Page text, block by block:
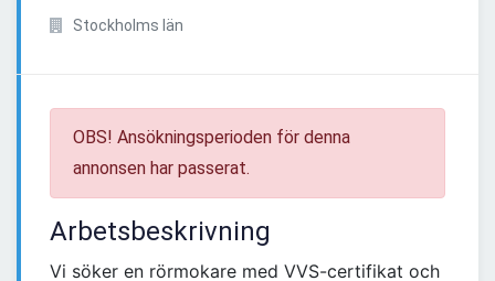
Stockholms län
OBS! Ansökningsperioden för denna
annonsen har passerat.
Arbetsbeskrivning
Vi söker en rörmokare med VVS-certifikat och